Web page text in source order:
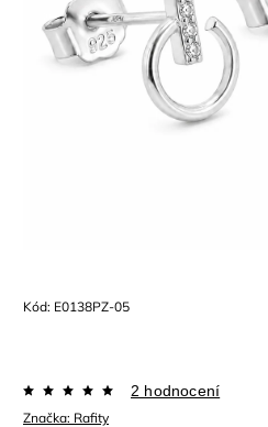
Kód: E0138PZ-05
Značka: Rafity
2 hodnocení